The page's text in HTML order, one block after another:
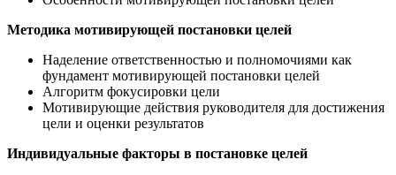
Методика мотивирующей постановки целей
Наделение ответственностью и полномочиями как
фундамент мотивирующей постановки целей
Алгоритм фокусировки цели
Мотивирующие действия руководителя для достижения
цели и оценки результатов
Индивидуальные факторы в постановке целей